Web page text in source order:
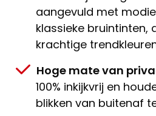
aangevuld met
klassieke bruintinten,
krachtige
Hoge mate van
100% inkijkvrij en
blikken van buitenaf